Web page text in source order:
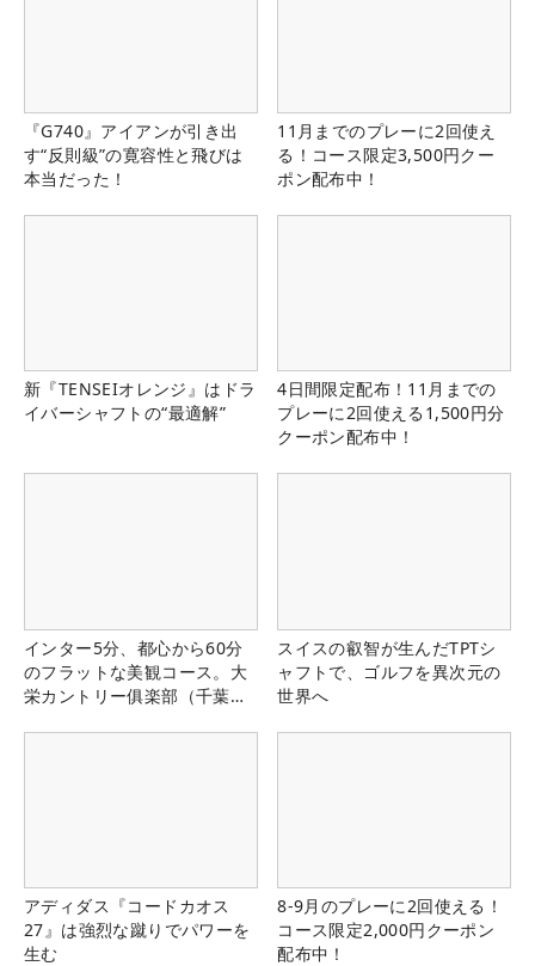
『G740』アイアンが引き出
す“反則級”の寛容性と飛びは
本当だった！
11月までのプレーに2回使え
る！コース限定3,500円クー
ポン配布中！
新『TENSEIオレンジ』はドラ
イバーシャフトの“最適解”
4日間限定配布！11月までの
プレーに2回使える1,500円分
クーポン配布中！
インター5分、都心から60分
のフラットな美観コース。大
栄カントリー俱楽部（千葉
スイスの叡智が生んだTPTシ
ャフトで、ゴルフを異次元の
世界へ
アディダス『コードカオス
27』は強烈な蹴りでパワーを
生む
8-9月のプレーに2回使える！
コース限定2,000円クーポン
配布中！